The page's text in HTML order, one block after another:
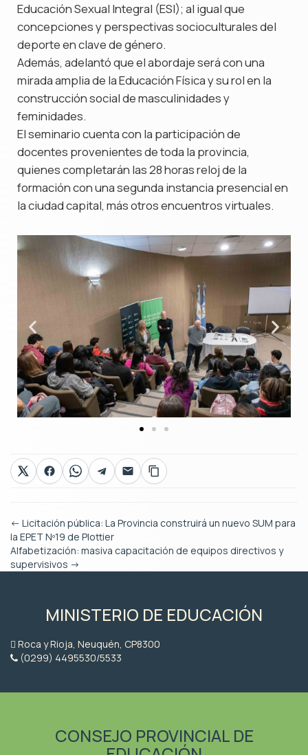
Educación Sexual Integral (ESI); al igual que
concepciones y perspectivas socioculturales del
deporte en clave de género.
Además, adelantó que el abordaje será con una
mirada amplia de la Educación Física y su rol en la
construcción social de masculinidades y
feminidades.
El seminario cuenta con la participación de
docentes provenientes de toda la provincia,
quienes completarán las 28 horas reloj de la
formación con una segunda instancia presencial en
la ciudad capital, más otros encuentros virtuales.
← Licitación pública: La Provincia construirá un nuevo SUM para
la EPET Nº19 de Plottier
Alfabetización: masiva capacitación de equipos directivos y
supervisivos →
MINISTERIO DE EDUCACIÓN
Roca y Rioja, Neuquén, CP8300
(0299) 4495530/5533
CONSEJO PROVINCIAL DE